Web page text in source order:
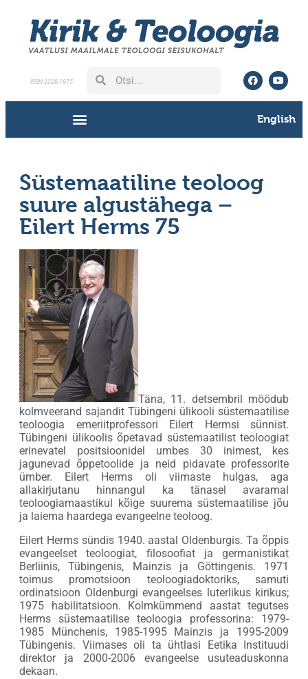
ISSN 2228-1975
English
Süstemaatiline teoloog
suure algustähega –
Eilert Herms 75
Täna, 11. detsembril möödub
kolmveerand sajandit Tübingeni ülikooli süstemaatilise
teoloogia emeriitprofessori Eilert Hermsi sünnist.
Tübingeni ülikoolis õpetavad süstemaatilist teoloogiat
erinevatel positsioonidel umbes 30 inimest, kes
jagunevad õppetoolide ja neid pidavate professorite
ümber. Eilert Herms oli viimaste hulgas, aga
allakirjutanu hinnangul ka tänasel avaramal
teoloogiamaastikul kõige suurema süstemaatilise jõu
ja laiema haardega evangeelne teoloog.
Eilert Herms sündis 1940. aastal Oldenburgis. Ta õppis
evangeelset teoloogiat, filosoofiat ja germanistikat
Berliinis, Tübingenis, Mainzis ja Göttingenis. 1971
toimus promotsioon teoloogiadoktoriks, samuti
ordinatsioon Oldenburgi evangeelses luterlikus kirikus;
1975 habilitatsioon. Kolmkümmend aastat tegutses
Herms süstemaatilise teoloogia professorina: 1979-
1985 Münchenis, 1985-1995 Mainzis ja 1995-2009
Tübingenis. Viimases oli ta ühtlasi Eetika Instituudi
direktor ja 2000-2006 evangeelse usuteaduskonna
dekaan.